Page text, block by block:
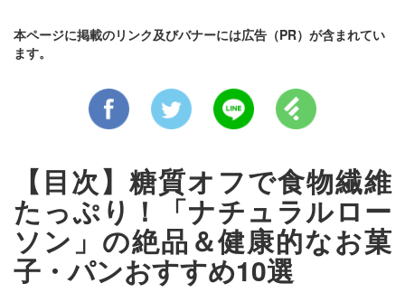
本ページに掲載のリンク及びバナーには広告（PR）が含まれてい
ます。
【目次】糖質オフで食物繊維
たっぷり！「ナチュラルロー
ソン」の絶品＆健康的なお菓
子・パンおすすめ10選